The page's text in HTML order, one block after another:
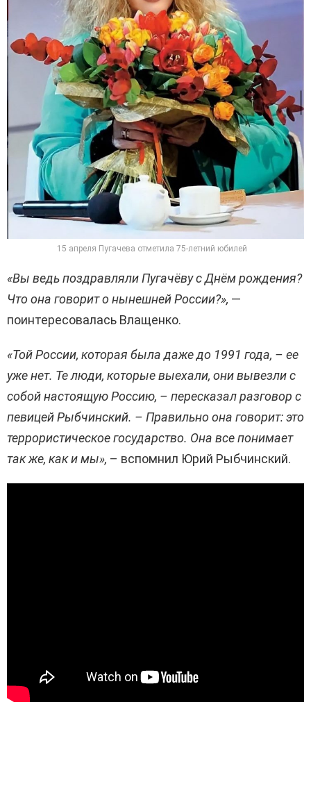
15 апреля Пугачева отметила 75-летний юбилей
«Вы ведь поздравляли Пугачёву с Днём рождения?
Что она говорит о нынешней России?», —
поинтересовалась Влащенко.
«Той России, которая была даже до 1991 года, – ее
уже нет. Те люди, которые выехали, они вывезли с
собой настоящую Россию, – пересказал разговор с
певицей Рыбчинский. – Правильно она говорит: это
террористическое государство. Она все понимает
так же, как и мы», – вспомнил Юрий Рыбчинский.